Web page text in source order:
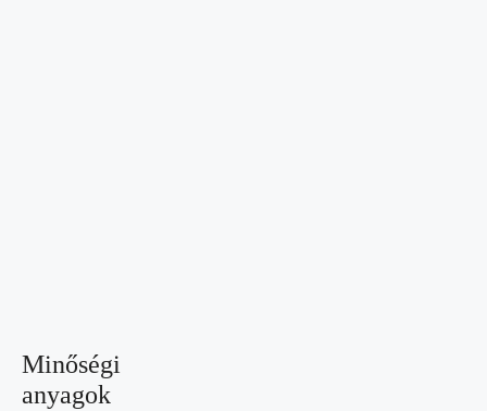
Minőségi
anyagok